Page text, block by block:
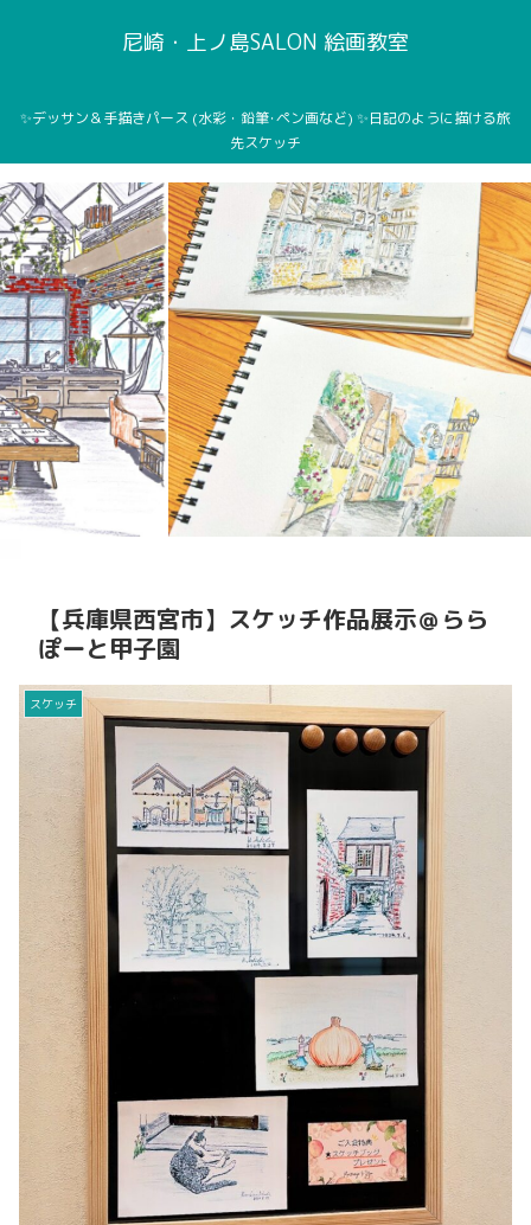
尼崎・上ノ島SALON 絵画教室
✨デッサン＆手描きパース (水彩・鉛筆･ペン画など) ✨日記のように描ける旅
先スケッチ
【兵庫県西宮市】スケッチ作品展示＠らら
ぽーと甲子園
スケッチ